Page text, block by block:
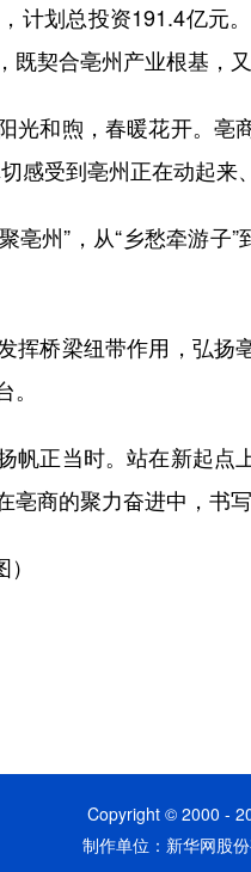
划总投资191.4亿元。
契合亳州产业根基，
和煦，春暖花开。亳
感受到亳州正在动起来
州”，从“乡愁牵游子
桥梁纽带作用，弘扬
正当时。站在新起点
商的聚力奋进中，书
Copyright © 2000 -
制作单位：新华网股